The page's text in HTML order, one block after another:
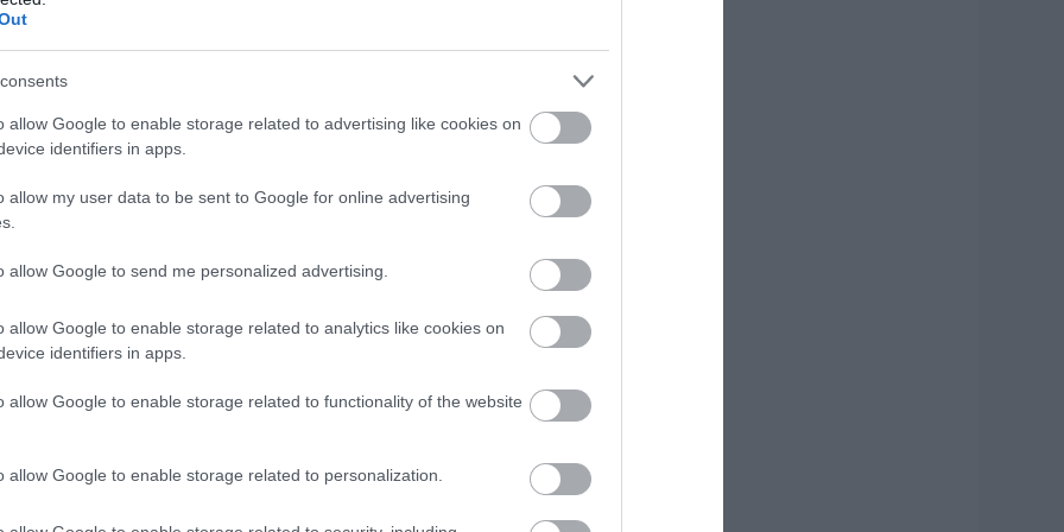
allow Google to enable storage related to advertising like cookies on
identifiers in apps.
allow my user data to be sent to Google for online advertising
allow Google to send me personalized advertising.
allow Google to enable storage related to analytics like cookies on
identifiers in apps.
allow Google to enable storage related to functionality of the website
allow Google to enable storage related to personalization.
απάτης – Πλήρωσε για τρακτέρ
χωρίς τις αισθήσεις του από τη
07.08.2026 | 18:20
Βαρύ πένθος για τον
εκπαιδευτικό από
την Εύβοια που
07.08.2026 | 18:00